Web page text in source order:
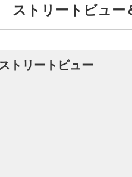
ストリートビュー
ストリートビュー